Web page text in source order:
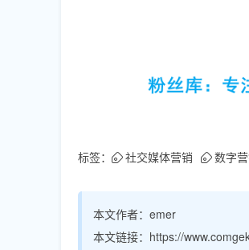
标签： 社交媒体营销 数字
本文作者： emer
本文链接： https://